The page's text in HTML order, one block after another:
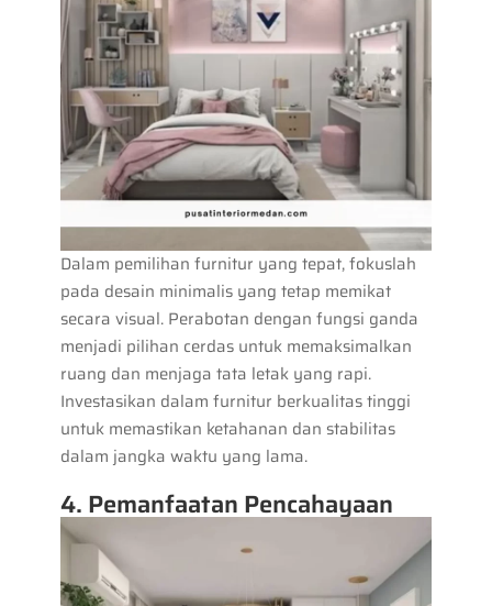
Dalam pemilihan furnitur yang tepat, fokuslah
pada desain minimalis yang tetap memikat
secara visual. Perabotan dengan fungsi ganda
menjadi pilihan cerdas untuk memaksimalkan
ruang dan menjaga tata letak yang rapi.
Investasikan dalam furnitur berkualitas tinggi
untuk memastikan ketahanan dan stabilitas
dalam jangka waktu yang lama.
4. Pemanfaatan Pencahayaan